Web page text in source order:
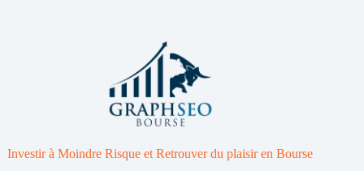
Investir à Moindre Risque et Retrouver du plaisir en Bourse